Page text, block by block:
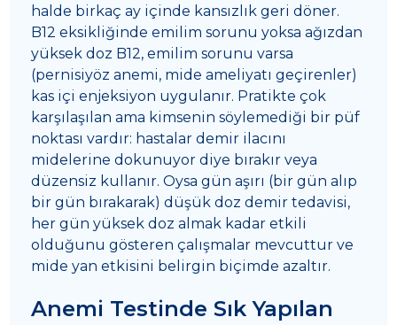
halde birkaç ay içinde kansızlık geri döner.
B12 eksikliğinde emilim sorunu yoksa ağızdan
yüksek doz B12, emilim sorunu varsa
(pernisiyöz anemi, mide ameliyatı geçirenler)
kas içi enjeksiyon uygulanır. Pratikte çok
karşılaşılan ama kimsenin söylemediği bir püf
noktası vardır: hastalar demir ilacını
midelerine dokunuyor diye bırakır veya
düzensiz kullanır. Oysa gün aşırı (bir gün alıp
bir gün bırakarak) düşük doz demir tedavisi,
her gün yüksek doz almak kadar etkili
olduğunu gösteren çalışmalar mevcuttur ve
mide yan etkisini belirgin biçimde azaltır.
Anemi Testinde Sık Yapılan